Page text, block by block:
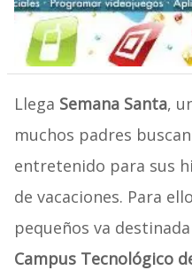
Llega Semana Santa,
muchos padres
entretenido para sus
de vacaciones. Para
pequeños va
Campus Tecnológico